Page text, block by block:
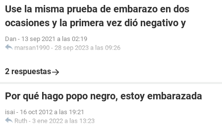
Use la misma prueba de embarazo en dos
ocasiones y la primera vez dió negativo y
Dan - 13 sep 2021 a las 02:19
marsan1990 - 28 sep 2023 a las 09:26
2 respuestas
Por qué hago popo negro, estoy embarazada
isai - 16 oct 2012 a las 19:21
Ruth - 3 ene 2022 a las 13:23